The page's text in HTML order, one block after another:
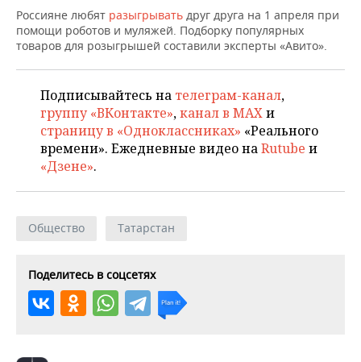
ONLINE-КОНФЕРЕНЦИИ
ОТКРЫТАЯ ЛЕКЦИЯ
ХОККЕЙ
БАСКЕТБОЛ
КИБЕРСПОРТ
ФИГУРНОЕ КАТАНИЕ
ВОДНЫЕ ВИДЫ СПОРТА
ХОККЕЙ С МЯЧОМ
ВЛАСТЬ
ИНФРАСТРУКТУРА
КУЛЬТУРА
МЕДИЦИНА
ОБРАЗОВАНИЕ
ПРОИСШЕСТВИЯ
СЮЖЕТЫ
СПРАВОЧНИК
СПИСОК КОМПАНИЙ
Россияне любят разыгрывать друг друга на 1 апреля при
помощи роботов и муляжей. Подборку популярных
товаров для розыгрышей составили эксперты «Авито».
Подписывайтесь на телеграм-канал,
группу «ВКонтакте»,канал в MAXи
страницу в «Одноклассниках» «Реального
времени». Ежедневные видео наRutube и
«Дзене».
Общество Татарстан
Поделитесь в соцсетях